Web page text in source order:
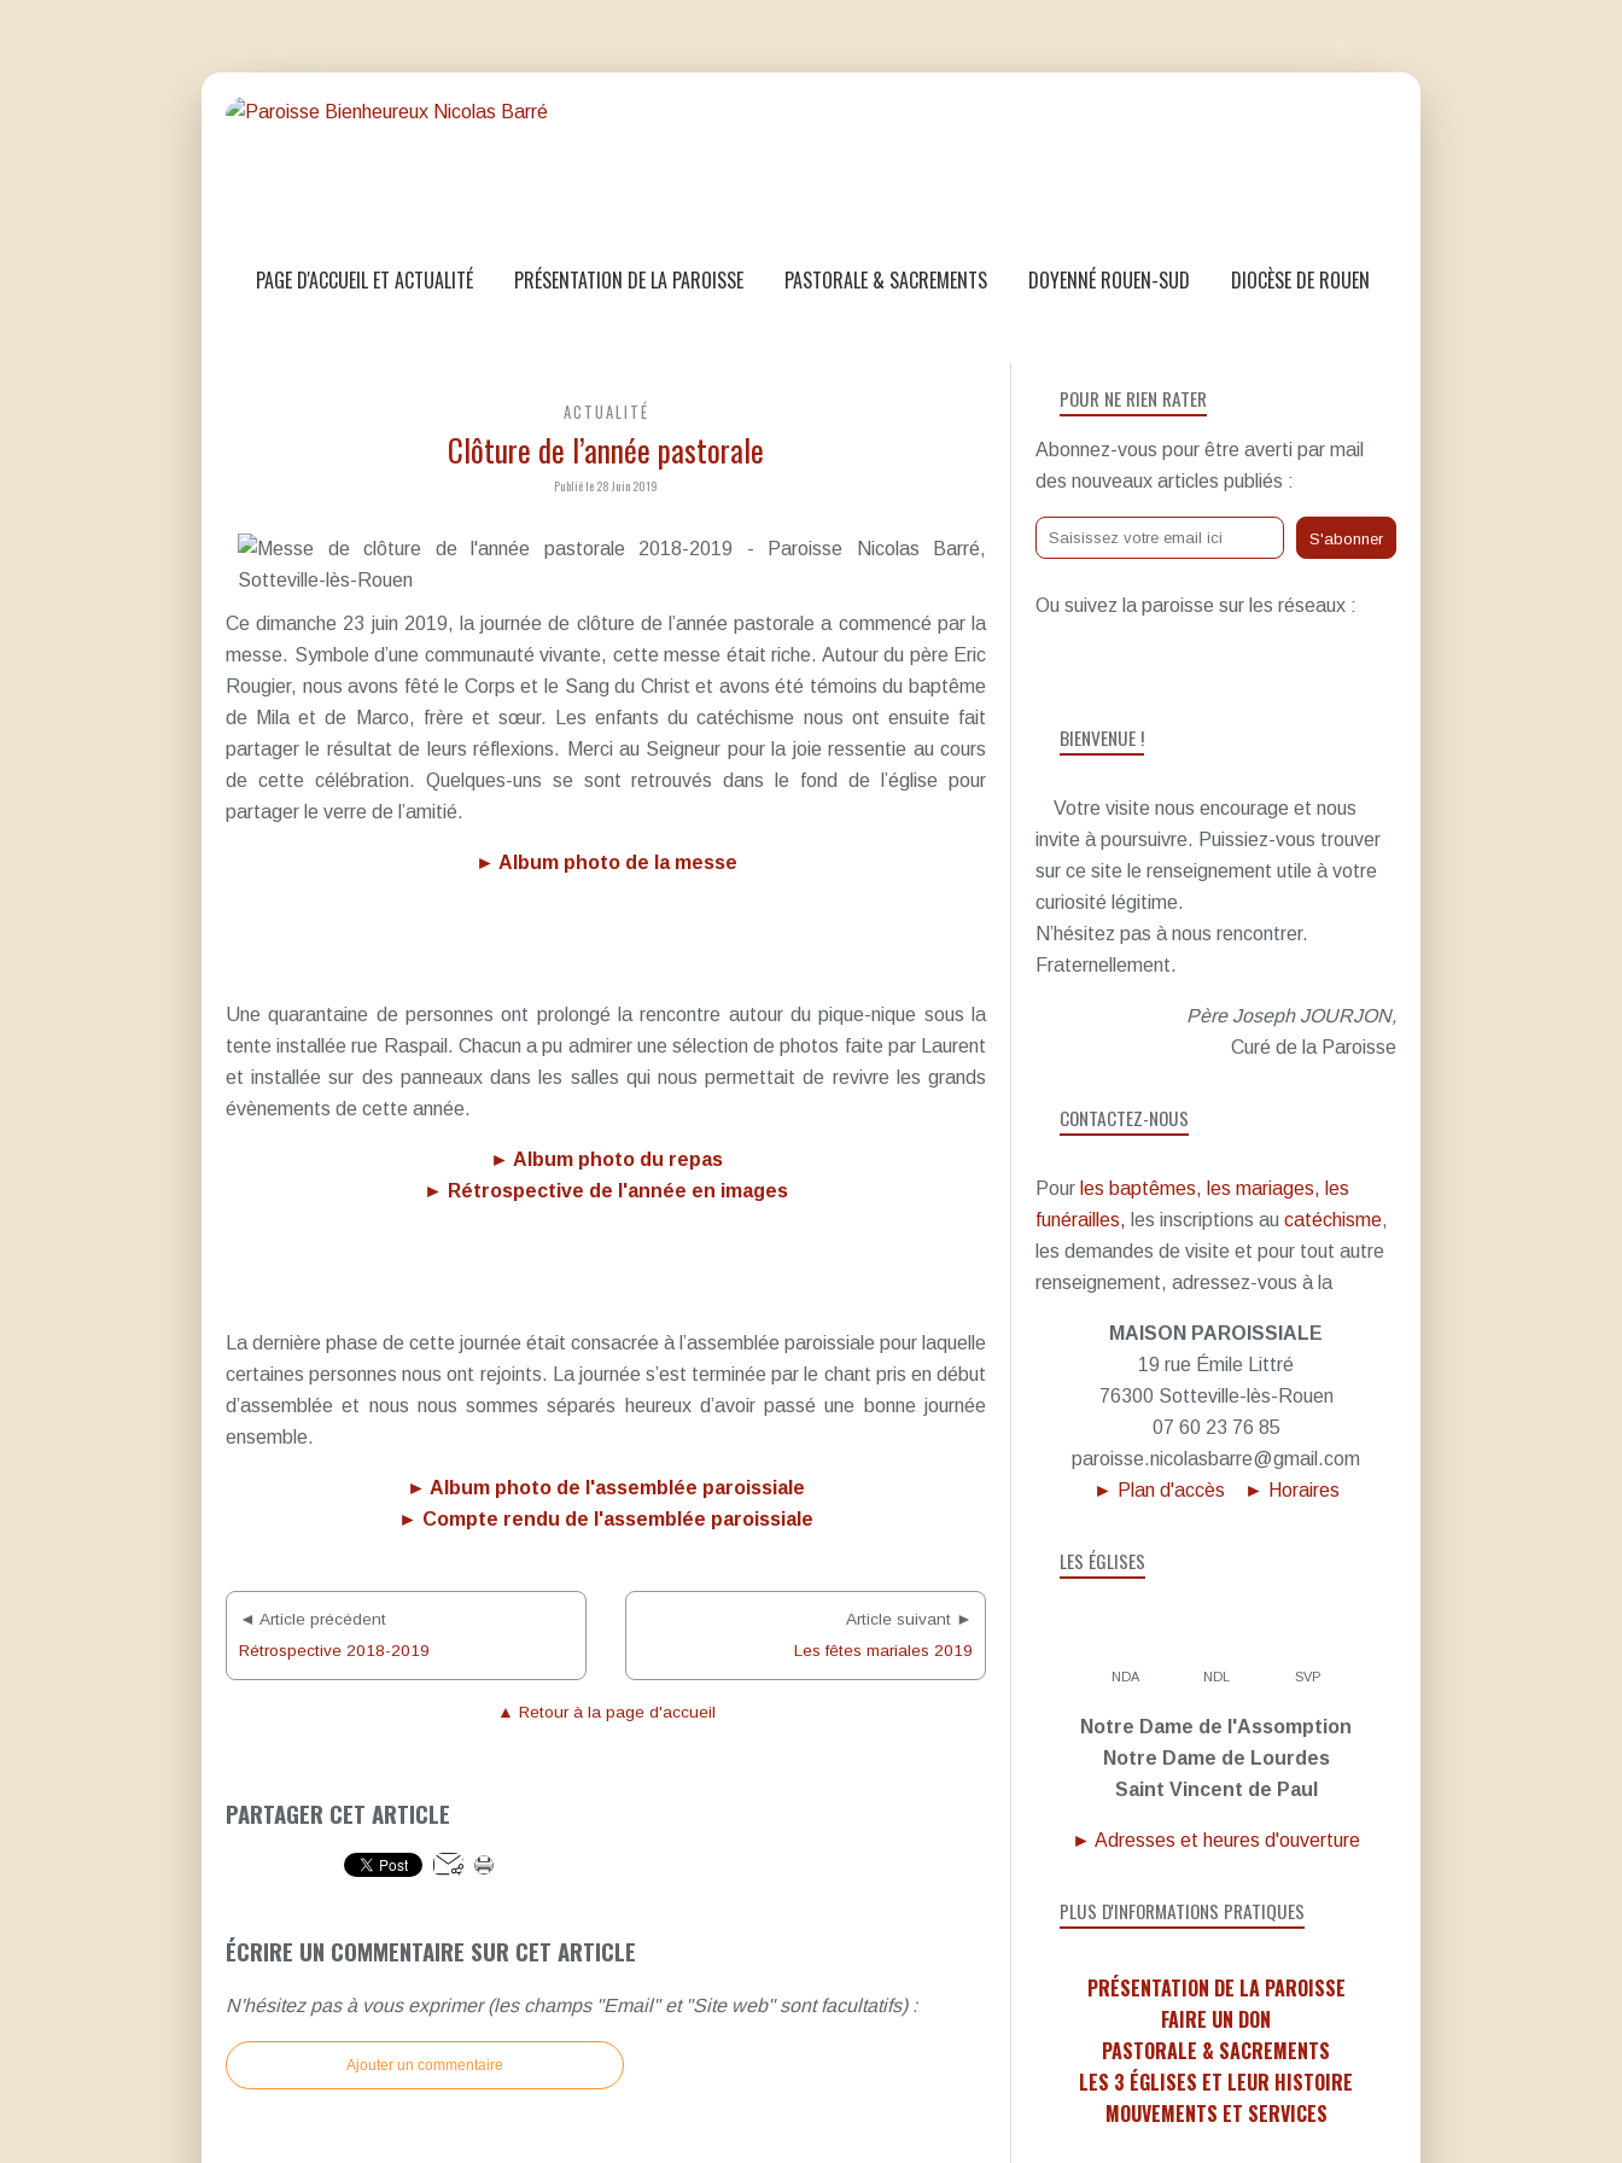
PAGE D'ACCUEIL ET ACTUALITÉ PRÉSENTATION DE LA PAROISSE PASTORALE & SACREMENTS DOYENNÉ ROUEN-SUD DIOCÈSE DE ROUEN
ACTUALITÉ
Clôture de l’année pastorale
Publié le 28 Juin 2019
Ce dimanche 23 juin 2019, la journée de clôture de l’année pastorale a commencé par la
messe. Symbole d’une communauté vivante, cette messe était riche. Autour du père Eric
Rougier, nous avons fêté le Corps et le Sang du Christ et avons été témoins du baptême
de Mila et de Marco, frère et sœur. Les enfants du catéchisme nous ont ensuite fait
partager le résultat de leurs réflexions. Merci au Seigneur pour la joie ressentie au cours
de cette célébration. Quelques-uns se sont retrouvés dans le fond de l’église pour
partager le verre de l’amitié.
► Album photo de la messe
Une quarantaine de personnes ont prolongé la rencontre autour du pique-nique sous la
tente installée rue Raspail. Chacun a pu admirer une sélection de photos faite par Laurent
et installée sur des panneaux dans les salles qui nous permettait de revivre les grands
évènements de cette année.
► Album photo du repas
► Rétrospective de l'année en images
La dernière phase de cette journée était consacrée à l’assemblée paroissiale pour laquelle
certaines personnes nous ont rejoints. La journée s’est terminée par le chant pris en début
d’assemblée et nous nous sommes séparés heureux d’avoir passé une bonne journée
ensemble.
► Album photo de l'assemblée paroissiale
► Compte rendu de l'assemblée paroissiale
◄ Article précédent
Rétrospective 2018-2019
Article suivant ►
Les fêtes mariales 2019
▲ Retour à la page d'accueil
PARTAGER CET ARTICLE
ÉCRIRE UN COMMENTAIRE SUR CET ARTICLE
N'hésitez pas à vous exprimer (les champs "Email" et "Site web" sont facultatifs) :
Ajouter un commentaire
POUR NE RIEN RATER
Abonnez-vous pour être averti par mail
des nouveaux articles publiés :
Ou suivez la paroisse sur les réseaux :
BIENVENUE !
Votre visite nous encourage et nous
invite à poursuivre. Puissiez-vous trouver
sur ce site le renseignement utile à votre
curiosité légitime.
N’hésitez pas à nous rencontrer.
Fraternellement.
Père Joseph JOURJON,
Curé de la Paroisse
CONTACTEZ-NOUS
Pour les baptêmes, les mariages, les
funérailles, les inscriptions au catéchisme,
les demandes de visite et pour tout autre
renseignement, adressez-vous à la
MAISON PAROISSIALE
19 rue Émile Littré
76300 Sotteville-lès-Rouen
07 60 23 76 85
paroisse.nicolasbarre@gmail.com
► Plan d'accès
► Horaires
LES ÉGLISES
NDA NDL SVP
Notre Dame de l'Assomption
Notre Dame de Lourdes
Saint Vincent de Paul
► Adresses et heures d'ouverture
PLUS D'INFORMATIONS PRATIQUES
PRÉSENTATION DE LA PAROISSE
FAIRE UN DON
PASTORALE & SACREMENTS
LES 3 ÉGLISES ET LEUR HISTOIRE
MOUVEMENTS ET SERVICES